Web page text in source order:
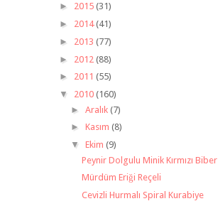
► 2015 (31)
► 2014(41)
► 2013 (77)
► 2012 (88)
► 2011 (55)
▼ 2010 (160)
► Aralık (7)
► Kasım (8)
▼ Ekim (9)
Peynir Dolgulu Minik Kırmızı Biber
Mürdüm Eriği Reçeli
Cevizli Hurmalı Spiral Kurabiye